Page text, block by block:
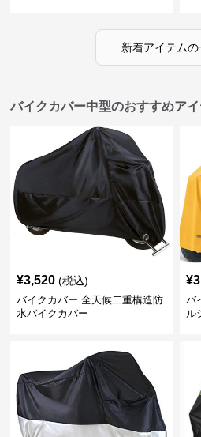
新着アイテム
バイクカバー中型のおすすめア
¥3,520 (税込)
バイクカバー 全天候二重構造防
水バイクカバー
¥
バ
ル